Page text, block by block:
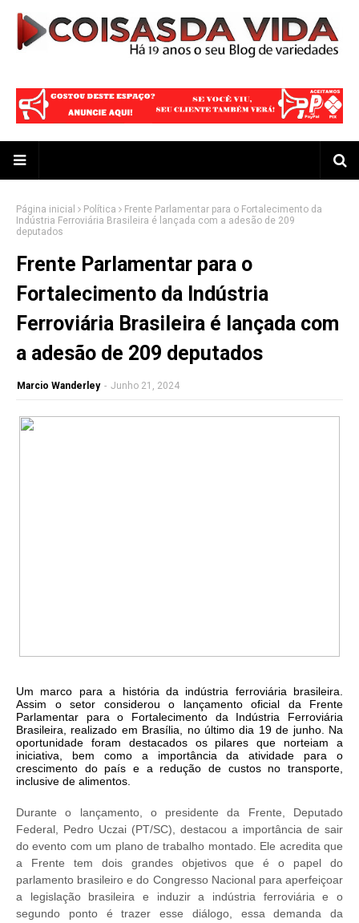
Página inicial Política
Frente Parlamentar para o Fortalecimento da
Indústria Ferroviária Brasileira é lançada com a adesão de 209
deputados
Frente Parlamentar para o
Fortalecimento da Indústria
Ferroviária Brasileira é lançada com
a adesão de 209 deputados
Marcio Wanderley - Junho 21, 2024
Um marco para a história da indústria ferroviária brasileira.
Assim o setor considerou o lançamento oficial da Frente
Parlamentar para o Fortalecimento da Indústria Ferroviária
Brasileira, realizado em Brasília, no último dia 19 de junho. Na
oportunidade foram destacados os pilares que norteiam a
iniciativa, bem como a importância da atividade para o
crescimento do país e a redução de custos no transporte,
inclusive de alimentos.
Durante o lançamento, o presidente da Frente, Deputado
Federal, Pedro Uczai (PT/SC), destacou a importância de sair
do evento com um plano de trabalho montado. Ele acredita que
a Frente tem dois grandes objetivos que é o papel do
parlamento brasileiro e do Congresso Nacional para aperfeiçoar
a legislação brasileira e induzir a indústria ferroviária e o
segundo ponto é trazer esse diálogo, essa demanda da